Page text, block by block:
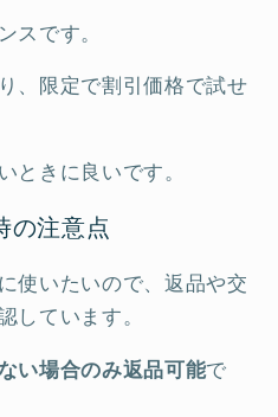
スです。
、限定で割引価格で試せ
ときに良いです。
の注意点
使いたいので、返品や交
しています。
い場合のみ返品可能で